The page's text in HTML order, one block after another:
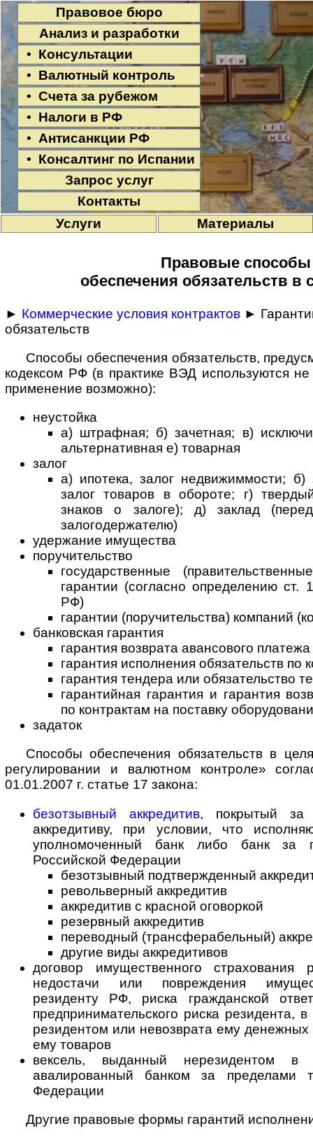
Правовое бюро
Анализ и разработки
• Консультации
• Валютный контроль
• Счета за рубежом
• Налоги в РФ
• Антисанкции РФ
• Консалтинг по Испании
Запрос услуг
Контакты
Услуги
Материалы
Правовые способы
обеспечения обязательств
► Коммерческие условия контрактов ►
обязательств
Способы обеспечения обязательств,
кодексом РФ (в практике ВЭД используются
применение возможно):
неустойка
а) штрафная; б) зачетная; в)
альтернативная е) товарная
залог
а) ипотека, залог недвижиммости;
залог товаров в обороте; г)
знаков о залоге); д) заклад
залогодержателю)
удержание имущества
поручительство
государственные
гарантии (согласно определению ст.
РФ)
гарантии (поручительства) компаний
банковская гарантия
гарантия возврата авансового платежа
гарантия исполнения обязательств по
гарантия тендера или обязательство
гарантийная гарантия и гарантия
по контрактам на поставку
задаток
Способы обеспечения обязательств в
регулировании и валютном контроле»
01.01.2007 г. статье 17 закона:
безотзывный аккредитив, покрытый за
аккредитиву, при условии, что
уполномоченный банк либо банк за
Российской Федерации
безотзывный подтвержденный
револьверный аккредитив
аккредитив с красной оговоркой
резервный аккредитив
переводный (трансферабельный)
другие виды аккредитивов
договор имущественного страхования
недостачи или повреждения
резиденту РФ, риска гражданской
предпринимательского риска резидента,
резидентом или невозврата ему денежных
ему товаров
вексель, выданный нерезидентом в
авалированный банком за пределами
Федерации
Другие правовые формы гарантий